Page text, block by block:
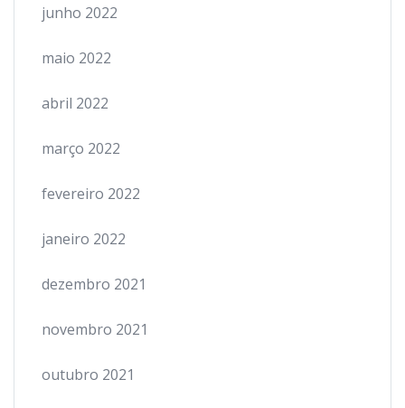
junho 2022
maio 2022
abril 2022
março 2022
fevereiro 2022
janeiro 2022
dezembro 2021
novembro 2021
outubro 2021